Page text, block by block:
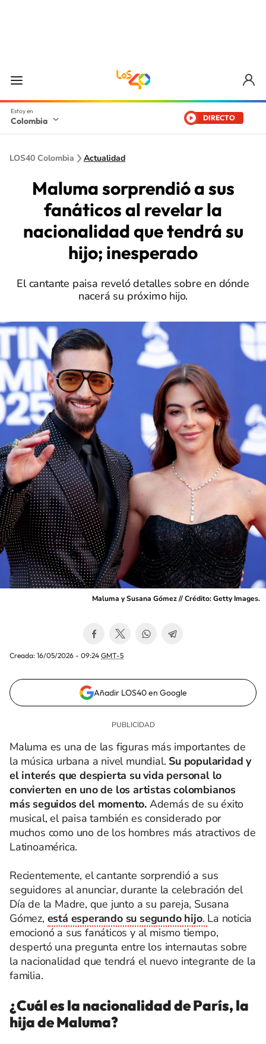
Colombia DIRECTO
LOS40 Colombia Actualidad
Maluma sorprendió a sus
fanáticos al revelar la
nacionalidad que tendrá su
hijo; inesperado
El cantante paisa reveló detalles sobre en dónde
nacerá su próximo hijo.
Maluma y Susana Gómez // Crédito: Getty Images.
Creada: 16/05/2026 - 09:24 GMT-5
Añadir LOS40 en Google
Maluma es una de las figuras más importantes de
la música urbana a nivel mundial. Su popularidad y
el interés que despierta su vida personal lo
convierten en uno de los artistas colombianos
más seguidos del momento. Además de su éxito
musical, el paisa también es considerado por
muchos como uno de los hombres más atractivos de
Latinoamérica.
Recientemente, el cantante sorprendió a sus
seguidores al anunciar, durante la celebración del
Día de la Madre, que junto a su pareja, Susana
Gómez, está esperando su segundo hijo. La noticia
emocionó a sus fanáticos y al mismo tiempo,
despertó una pregunta entre los internautas sobre
la nacionalidad que tendrá el nuevo integrante de la
familia.
¿Cuál es la nacionalidad de París, la
hija de Maluma?